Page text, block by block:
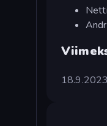
18.9.2023